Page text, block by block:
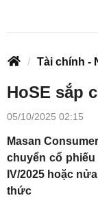
Tài chính -
HoSE sắp
05/10/2025 02:15
Masan
chuyển cổ phiếu
IV/2025 hoặc
thức